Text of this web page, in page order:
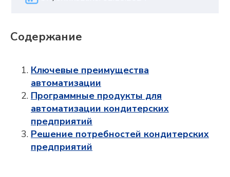
Содержание
Ключевые преимущества
автоматизации
Программные продукты для
автоматизации кондитерских
предприятий
Решение потребностей кондитерских
предприятий